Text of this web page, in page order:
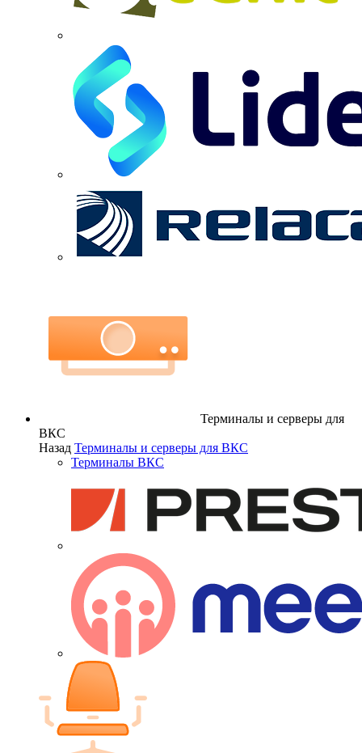
Терминалы и серверы для
ВКС
Назад Терминалы и серверы для ВКС
Терминалы ВКС